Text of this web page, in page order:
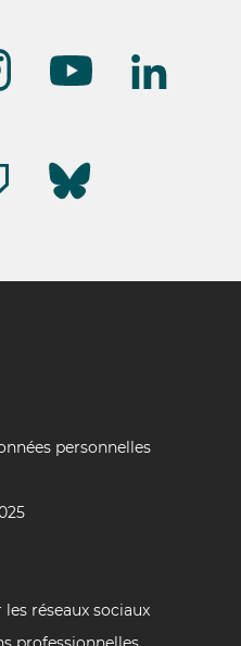
personnelles
réseaux sociaux